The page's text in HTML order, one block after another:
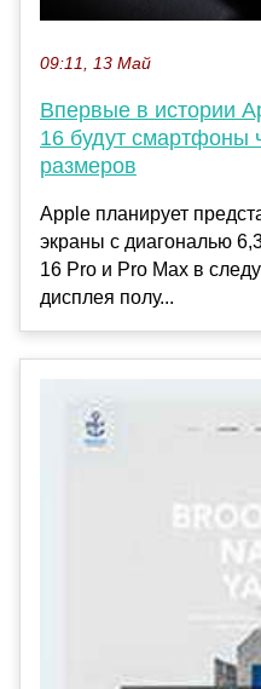
09:11, 13 Май
Впервые в истории
16 будут смартфоны
размеров
Apple планирует
экраны с диагональю
16 Pro и Pro Max в
дисплея полу...